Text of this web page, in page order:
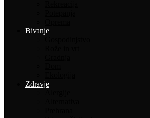
Bivanje
Zdravje